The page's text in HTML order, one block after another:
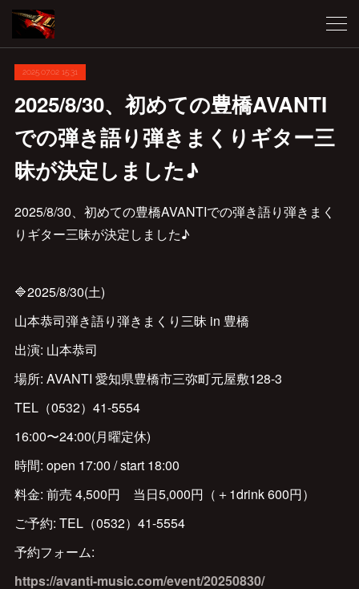
2025.07.02 15:31
2025/8/30、初めての豊橋AVANTI
での弾き語り弾きまくりギター三
昧が決定しました♪
2025/8/30、初めての豊橋AVANTIでの弾き語り弾きまく
りギター三昧が決定しました♪
🔷2025/8/30(土)
山本恭司弾き語り弾きまくり三昧 in 豊橋
出演: 山本恭司
場所: AVANTI 愛知県豊橋市三弥町元屋敷128-3
TEL（0532）41-5554
16:00〜24:00(月曜定休)
時間: open 17:00 / start 18:00
料金: 前売 4,500円 当日5,000円（＋1drink 600円）
ご予約: TEL（0532）41-5554
予約フォーム:
https://avanti-music.com/event/20250830/